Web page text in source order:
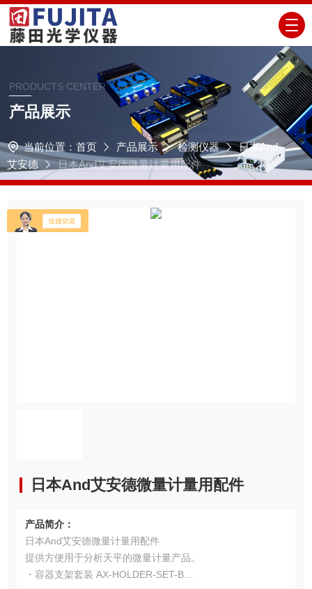
PRODUCTS CENTER
产品展示
当前位置： 首页 产品展示 检测仪器
日本And
艾安德
日本And艾安德微量计量用配件
日本And艾安德微量计量用配件
产品简介：
日本And艾安德微量计量用配件
提供方便用于分析天平的微量计量产品。
・容器支架套装 AX-HOLDER-SET-B